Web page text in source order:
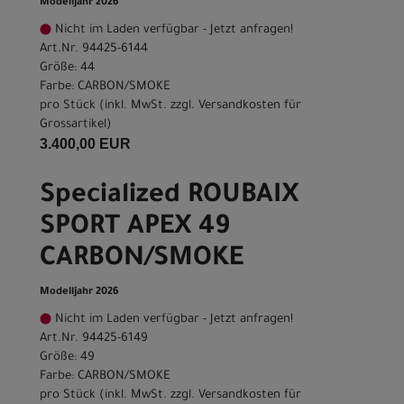
Modelljahr 2026
Nicht im Laden verfügbar - Jetzt anfragen!
Art.Nr. 94425-6144
Größe: 44
Farbe: CARBON/SMOKE
pro Stück (inkl. MwSt. zzgl. Versandkosten für
Grossartikel)
3.400,00 EUR
Specialized ROUBAIX
SPORT APEX 49
CARBON/SMOKE
Modelljahr 2026
Nicht im Laden verfügbar - Jetzt anfragen!
Art.Nr. 94425-6149
Größe: 49
Farbe: CARBON/SMOKE
pro Stück (inkl. MwSt. zzgl. Versandkosten für